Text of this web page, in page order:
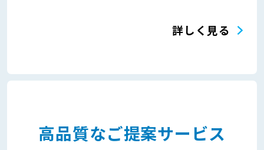
詳しく見る
高品質なご提案サービス